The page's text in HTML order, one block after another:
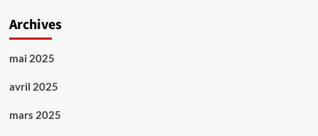
Archives
mai 2025
avril 2025
mars 2025